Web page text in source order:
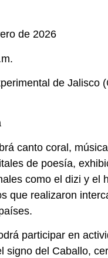
de 2026
de Jalisco
canto coral,
de poesía,
como el dizi y el
que realizaron
participar en
signo del Caballo,